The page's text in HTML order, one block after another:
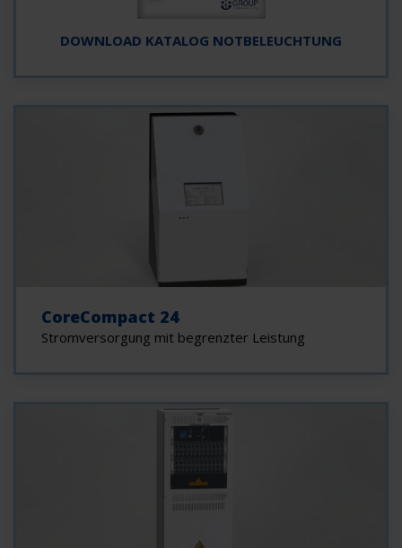
DOWNLOAD KATALOG NOTBELEUCHTUNG
CoreCompact 24
Stromversorgung mit begrenzter Leistung